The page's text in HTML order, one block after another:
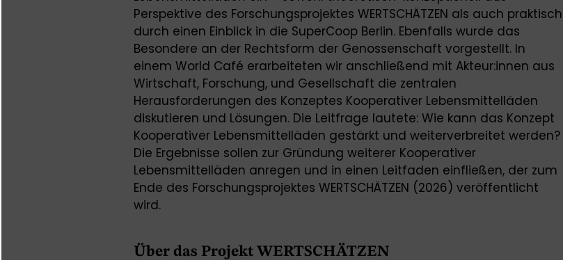
Perspektive des Forschungsprojektes WERTSCHÄTZEN als auch praktisch
durch einen Einblick in die SuperCoop Berlin. Ebenfalls wurde das
Besondere an der Rechtsform der Genossenschaft vorgestellt. In
einem World Café erarbeiteten wir anschließend mit Akteur:innen aus
Wirtschaft, Forschung, und Gesellschaft die zentralen
Herausforderungen des Konzeptes Kooperativer Lebensmittelläden
diskutieren und Lösungen. Die Leitfrage lautete: Wie kann das Konzept
Kooperativer Lebensmittelläden gestärkt und weiterverbreitet werden?
Die Ergebnisse sollen zur Gründung weiterer Kooperativer
Lebensmittelläden anregen und in einen Leitfaden einfließen, der zum
Ende des Forschungsprojektes WERTSCHÄTZEN (2026) veröffentlicht
wird.
Über das Projekt WERTSCHÄTZEN